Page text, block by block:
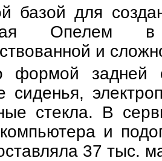
базой для
Опелем
и
формой задней
сиденья,
стекла. В
и
37 тыс.